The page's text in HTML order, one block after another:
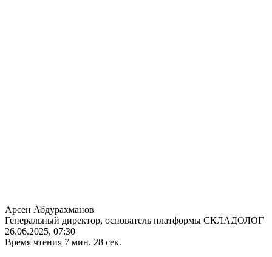
Арсен Абдурахманов
Генеральный директор, основатель платформы СКЛАДОЛОГ
26.06.2025, 07:30
Время чтения 7 мин. 28 сек.